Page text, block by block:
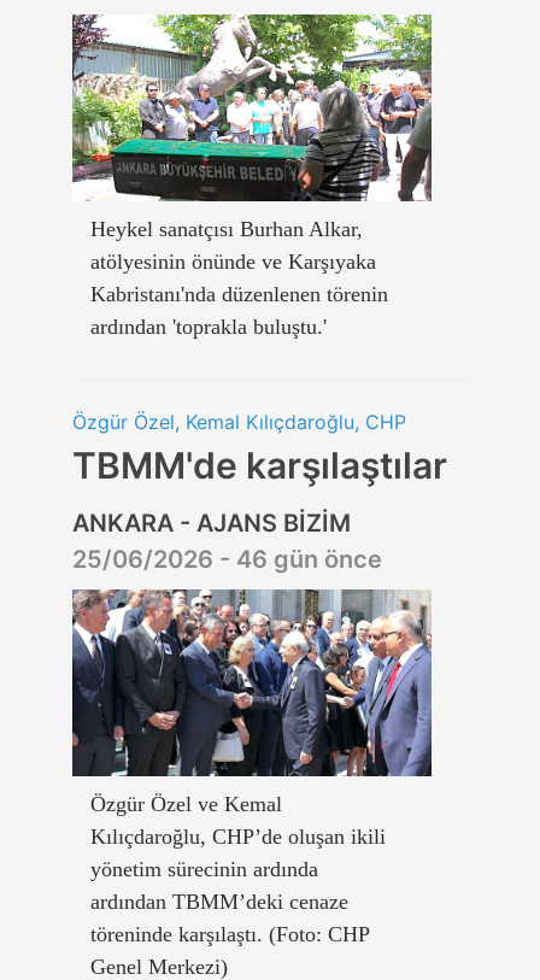
Heykel sanatçısı Burhan Alkar,
atölyesinin önünde ve Karşıyaka
Kabristanı'nda düzenlenen törenin
ardından 'toprakla buluştu.'
Özgür Özel, Kemal Kılıçdaroğlu, CHP
TBMM'de karşılaştılar
ANKARA - AJANS BİZİM
25/06/2026 - 46 gün önce
Özgür Özel ve Kemal
Kılıçdaroğlu, CHP’de oluşan ikili
yönetim sürecinin ardında
ardından TBMM’deki cenaze
töreninde karşılaştı. (Foto: CHP
Genel Merkezi)